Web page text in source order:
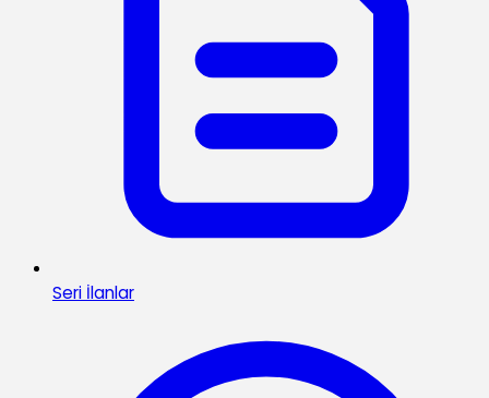
Seri İlanlar